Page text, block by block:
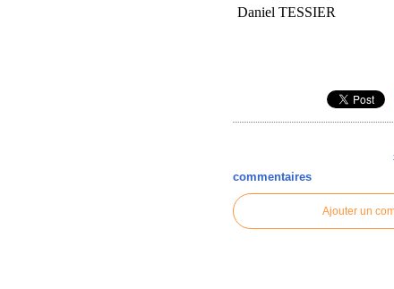
Daniel TESSIER
commentaires
Ajouter un